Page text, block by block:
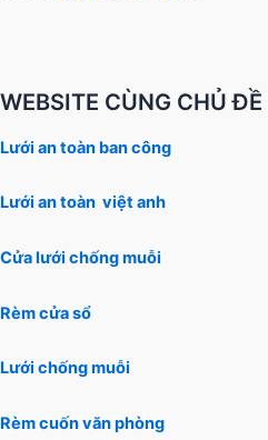
WEBSITE CÙNG CHỦ ĐỀ
Lưới an toàn ban công
Lưới an toàn việt anh
Cửa lưới chống muỗi
Rèm cửa sổ
Lưới chống muỗi
Rèm cuốn văn phòng